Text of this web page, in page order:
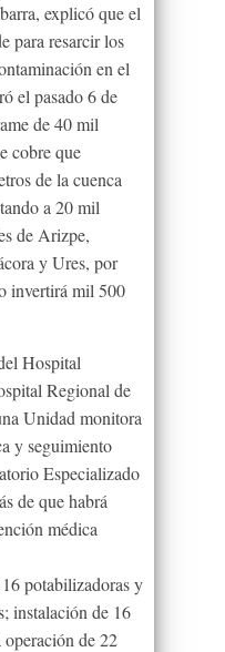
explicó que el
para resarcir los
en el
el pasado 6 de
de 40 mil
cobre que
de la cuenca
a 20 mil
de Arizpe,
y Ures, por
invertirá mil 500
Hospital
Regional de
Unidad monitora
y seguimiento
Especializado
de que habrá
médica
potabilizadoras y
instalación de 16
operación de 22